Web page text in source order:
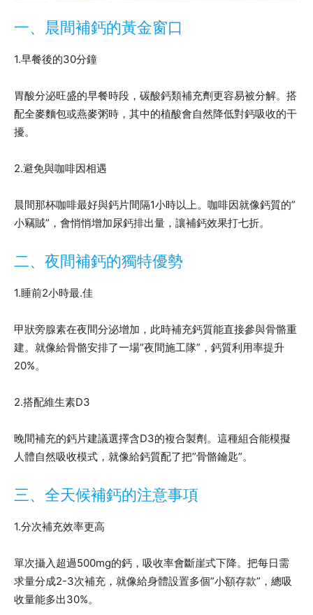
一、晨間補鈣的黃金窗口
1.早餐後的30分鐘
胃酸分泌旺盛的早餐時段，碳酸鈣類補充劑更容易被分解。搭
配全麥麵包或燕麥粥時，其中的植酸會自然降低對鈣吸收的干
擾。
2.避免與咖啡因相遇
晨間那杯咖啡最好與鈣片間隔1小時以上。咖啡因就像鈣質的”
小竊賊”，會悄悄增加尿鈣排出量，讓補鈣效果打七折。
二、夜間補鈣的獨特優勢
1.睡前2小時最.佳
甲狀旁腺素在夜間分泌增加，此時補充鈣質能直接參與骨骼重
建。就像給骨骼安排了一場”夜間施工隊”，鈣質利用率提升
20%。
2.搭配維生素D3
晚間補充的鈣片建議選擇含D3的複合製劑。這種組合能模擬
人體自然吸收模式，就像給鈣質配了把”骨骼鑰匙”。
三、全天候補鈣的注意事項
1.分次補充效率更高
單次攝入超過500mg的鈣，吸收率會斷崖式下降。把每日需
求量分成2-3次補充，就像給身體設置多個”小額存款”，總吸
收量能多出30%。